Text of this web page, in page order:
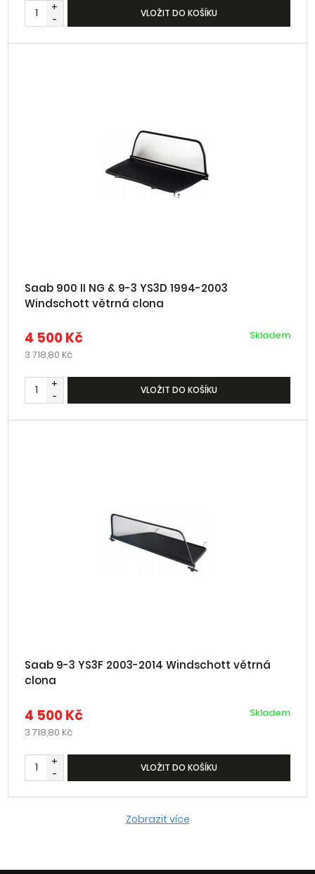
+
-
VLOŽIT DO KOŠÍKU
Saab 900 II NG & 9-3 YS3D 1994-2003
Windschott větrná clona
4 500 Kč
3 718,80 Kč
Skladem
+
-
VLOŽIT DO KOŠÍKU
Saab 9-3 YS3F 2003-2014 Windschott větrná
clona
4 500 Kč
3 718,80 Kč
Skladem
+
-
VLOŽIT DO KOŠÍKU
Zobrazit více